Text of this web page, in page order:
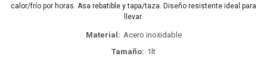
calor/frío por horas. Asa rebatible y tapa/taza. Diseño resistente ideal para
llevar.
Material
Acero inoxidable
Tamaño
1lt